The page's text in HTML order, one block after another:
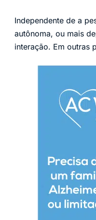
Independente de a
autônoma, ou mais
interação. Em outras